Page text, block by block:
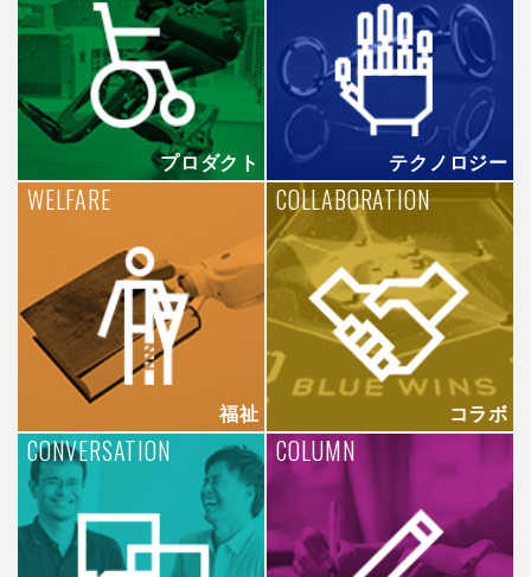
プロダクト テクノロジー
福祉
WELFARE
コラボ
COLLABORATION
CONVERSATION COLUMN